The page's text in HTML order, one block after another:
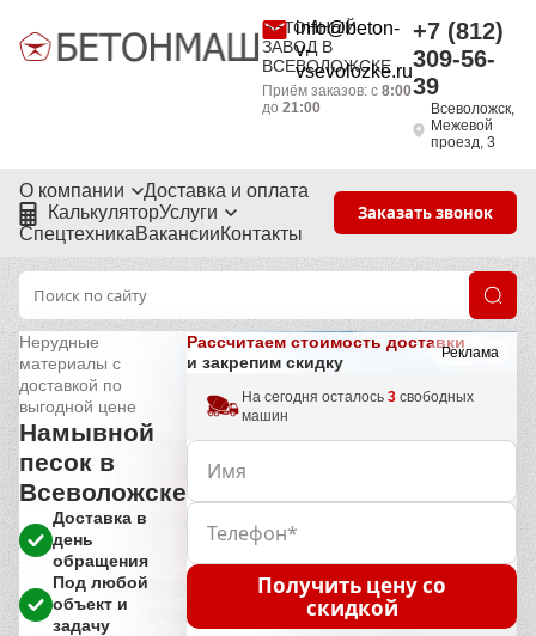
БЕТОННЫЙ
ЗАВОД В
ВСЕВОЛОЖСКЕ
info@beton-
v-
vsevolozke.ru
Приём заказов: с 8:00
до 21:00
+7 (812)
309-56-
39
Всеволожск,
Межевой
проезд, 3
О компании
Доставка и оплата
КалькуляторУслуги
СпецтехникаВакансииКонтакты
Заказать звонок
Реклама
Нерудные
материалы с
доставкой по
выгодной цене
Намывной
песок в
Всеволожске
Доставка в
день
обращения
Под любой
объект и
задачу
Рассчитаем стоимость доставки
и закрепим скидку
На сегодня осталось 3 свободных
машин
Получить цену со
скидкой